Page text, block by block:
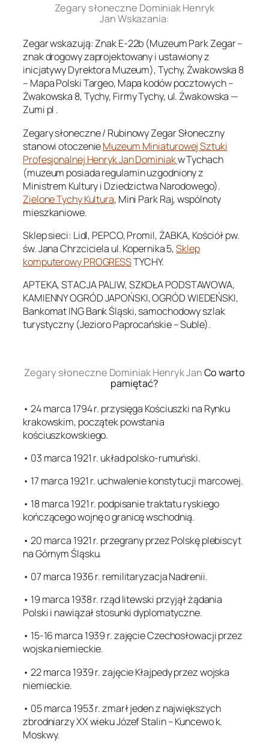
Zegary słoneczne Dominiak Henryk
Jan Wskazania:
Zegar wskazują: Znak E-22b (Muzeum Park Zegar –
znak drogowy zaprojektowany i ustawiony z
inicjatywy Dyrektora Muzeum), Tychy, Żwakowska 8
– Mapa Polski Targeo, Mapa kodów pocztowych –
Żwakowska 8, Tychy, Firmy Tychy, ul. Żwakowska —
Zumi pl .
Zegary słoneczne / Rubinowy Zegar Słoneczny
stanowi otoczenieMuzeum Miniaturowej Sztuki
Profesjonalnej Henryk Jan Dominiakw Tychach
(muzeum posiada regulamin uzgodniony z
Ministrem Kultury i Dziedzictwa Narodowego).
Zielone Tychy Kultura, Mini Park Raj, wspólnoty
mieszkaniowe.
Sklep sieci: Lidl, PEPCO, Promil, ŻABKA, Kościół pw.
św. Jana Chrzciciela ul. Kopernika 5,Sklep
komputerowy PROGRESSTYCHY.
APTEKA, STACJA PALIW, SZKOŁA PODSTAWOWA,
KAMIENNY OGRÓD JAPOŃSKI, OGRÓD WIEDEŃSKI,
Bankomat ING Bank Śląski, samochodowy szlak
turystyczny (Jezioro Paprocańskie – Suble).
Zegary słoneczne Dominiak Henryk JanCo warto
pamiętać?
• 24 marca 1794 r. przysięga Kościuszki na Rynku
krakowskim, początek powstania
kościuszkowskiego.
• 03 marca 1921 r. układ polsko-rumuński.
• 17 marca 1921 r. uchwalenie konstytucji marcowej.
• 18 marca 1921 r. podpisanie traktatu ryskiego
kończącego wojnę o granicę wschodnią.
• 20 marca 1921 r. przegrany przez Polskę plebiscyt
na Górnym Śląsku.
• 07 marca 1936 r. remilitaryzacja Nadrenii.
• 19 marca 1938 r. rząd litewski przyjął żądania
Polski i nawiązał stosunki dyplomatyczne.
• 15-16 marca 1939 r. zajęcie Czechosłowacji przez
wojska niemieckie.
• 22 marca 1939 r. zajęcie Kłajpedy przez wojska
niemieckie.
• 05 marca 1953 r. zmarł jeden z największych
zbrodniarzy XX wieku Józef Stalin – Kuncewo k.
Moskwy.